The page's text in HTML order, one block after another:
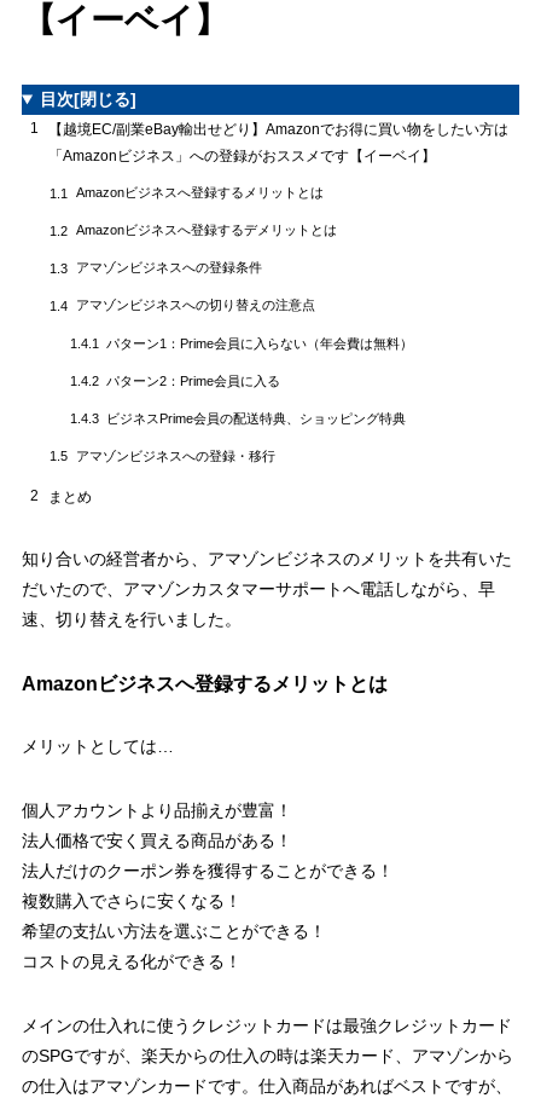
【イーベイ】
目次[閉じる]
1
【越境EC/副業eBay輸出せどり】Amazonでお得に買い物をしたい方は
「Amazonビジネス」への登録がおススメです【イーベイ】
1.1 Amazonビジネスへ登録するメリットとは
1.2 Amazonビジネスへ登録するデメリットとは
1.3 アマゾンビジネスへの登録条件
1.4 アマゾンビジネスへの切り替えの注意点
1.4.1 パターン1：Prime会員に入らない（年会費は無料）
1.4.2 パターン2：Prime会員に入る
1.4.3 ビジネスPrime会員の配送特典、ショッピング特典
1.5 アマゾンビジネスへの登録・移行
2 まとめ
知り合いの経営者から、アマゾンビジネスのメリットを共有いた
だいたので、アマゾンカスタマーサポートへ電話しながら、早
速、切り替えを行いました。
Amazonビジネスへ登録するメリットとは
メリットとしては…
個人アカウントより品揃えが豊富！
法人価格で安く買える商品がある！
法人だけのクーポン券を獲得することができる！
複数購入でさらに安くなる！
希望の支払い方法を選ぶことができる！
コストの見える化ができる！
メインの仕入れに使うクレジットカードは最強クレジットカード
のSPGですが、楽天からの仕入の時は楽天カード、アマゾンから
の仕入はアマゾンカードです。仕入商品があればベストですが、